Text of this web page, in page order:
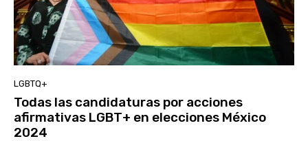
LGBTQ+
Todas las candidaturas por acciones
afirmativas LGBT+ en elecciones México
2024